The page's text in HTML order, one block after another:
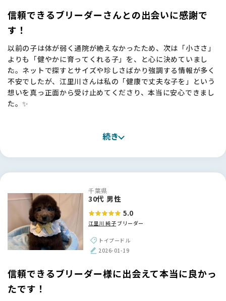
にいろいろな方がいらっしゃるので、「どうやっていいブリー
ダーさんを見つければいいんだろう？」というのが一番の悩み
でした。
ChatGPTに相談し、大手サイトものぞいてみたのですが、サ
イトを見てすぐにBreederFamiliesさんで探そうと思いまし
た。掲載基準もきちんと公開されていて、「ここなら信頼でき
る」と思えました🌸
本当に、いいブリーダーさんにつないで頂いたなと、心から感
信頼できるブリーダーさんとの出会いに感謝で
す！
以前の子は体が弱く通院が絶えなかったため、次は「小ささ」
よりも「健やかに育ってくれる子」を、と心に決めていまし
た。ネットで探すとサイズや珍しさばかり強調する情報が多く
不安でしたが、江里川さんは私の「健康で丈夫な子を」という
想いを真っ正面から受け止めてくださり、本当に安心できまし
た。✨
て元気いっぱい！抱っこしたときの温かい重みを感じるたび
え後も里帰りをさせていただくなど、今でも繋がっていられる
のがとても心強いです。🐶
【BreederFamiliesへ】
今回お世話になったBreederFamiliesさんは、他のサイトとは
違う「誠実さ」を感じました。派手な宣伝ではなく、ブリーダ
ーさんの想いや飼育環境といった「正しい情報」を丁寧に発信
している姿勢に、命を扱う責任感を感じて信頼できました。
おかげで、江里川さんのような素晴らしいブリーダーさんに出
続き
千葉県
30代 男性
5.0
江里川 純子 ブリーダー
トイプードル
2026-01-19
信頼できるブリーダー様に出会えて本当に良かっ
たです！